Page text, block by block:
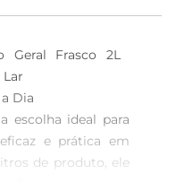
Geral Frasco 2L
Dia
escolha ideal para
e prática em
de produto, ele